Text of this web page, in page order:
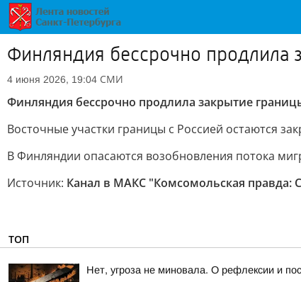
Финляндия бессрочно продлила
4 июня 2026, 19:04 СМИ
Финляндия бессрочно продлила закрытие
Восточные участки границы с Россией остаются
В Финляндии опасаются возобновления потока
Источник: Канал в МАКС "Комсомольская правда:
ТОП
Нет, угроза не миновала. О рефлексии и